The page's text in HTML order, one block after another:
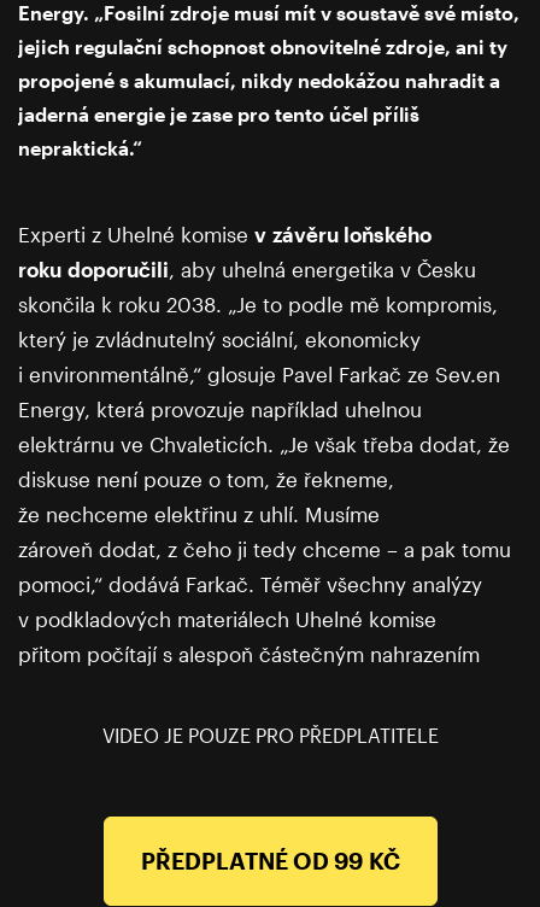
Energy. „Fosilní zdroje musí mít v soustavě své místo,
jejich regulační schopnost obnovitelné zdroje, ani ty
propojené s akumulací, nikdy nedokážou nahradit a
jaderná energie je zase pro tento účel příliš
nepraktická.“
Experti z Uhelné komise v závěru loňského
roku doporučili, aby uhelná energetika v Česku
skončila k roku 2038. „Je to podle mě kompromis,
který je zvládnutelný sociální, ekonomicky
i environmentálně,“ glosuje Pavel Farkač ze Sev.en
Energy, která provozuje například uhelnou
elektrárnu ve Chvaleticích. „Je však třeba dodat, že
diskuse není pouze o tom, že řekneme,
že nechceme elektřinu z uhlí. Musíme
zároveň dodat, z čeho ji tedy chceme – a pak tomu
pomoci,“ dodává Farkač. Téměř všechny analýzy
v podkladových materiálech Uhelné komise
přitom počítají s alespoň částečným nahrazením
bez komplikací.
s plynovými elektrárnami Evropská komise počítá
jen jako s přechodným řešením na cestě k tzv. čisté
VIDEO JE POUZE PRO PŘEDPLATITELE
PŘEDPLATNÉ OD 99 KČ